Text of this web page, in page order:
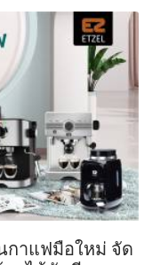
กาแฟมือใหม่ จัด